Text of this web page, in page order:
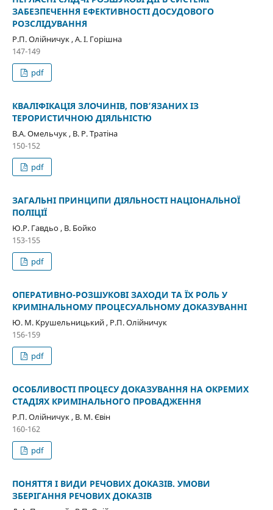
ЗАБЕЗПЕЧЕННЯ ЕФЕКТИВНОСТІ ДОСУДОВОГО
РОЗСЛІДУВАННЯ
Р.П. Олійничук , А. І. Горішна
147-149
pdf
КВАЛІФІКАЦІЯ ЗЛОЧИНІВ, ПОВ’ЯЗАНИХ ІЗ
ТЕРОРИСТИЧНОЮ ДІЯЛЬНІСТЮ
В.А. Омельчук , В. Р. Тратіна
150-152
pdf
ЗАГАЛЬНІ ПРИНЦИПИ ДІЯЛЬНОСТІ НАЦІОНАЛЬНОЇ
ПОЛІЦІЇ
Ю.Р. Гавдьо , В. Бойко
153-155
pdf
ОПЕРАТИВНО-РОЗШУКОВІ ЗАХОДИ ТА ЇХ РОЛЬ У
КРИМІНАЛЬНОМУ ПРОЦЕСУАЛЬНОМУ ДОКАЗУВАННІ
Ю. М. Крушельницький , Р.П. Олійничук
156-159
pdf
ОСОБЛИВОСТІ ПРОЦЕСУ ДОКАЗУВАННЯ НА ОКРЕМИХ
СТАДІЯХ КРИМІНАЛЬНОГО ПРОВАДЖЕННЯ
Р.П. Олійничук , В. М. Євін
160-162
pdf
ПОНЯТТЯ І ВИДИ РЕЧОВИХ ДОКАЗІВ. УМОВИ
ЗБЕРІГАННЯ РЕЧОВИХ ДОКАЗІВ